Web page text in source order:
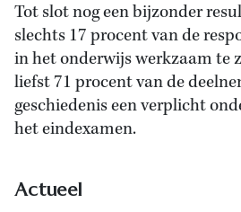
Tot slot nog een bijzonder
slechts 17 procent van de
in het onderwijs werkzaam te
liefst 71 procent van de
geschiedenis een verplicht
het eindexamen.
Actueel